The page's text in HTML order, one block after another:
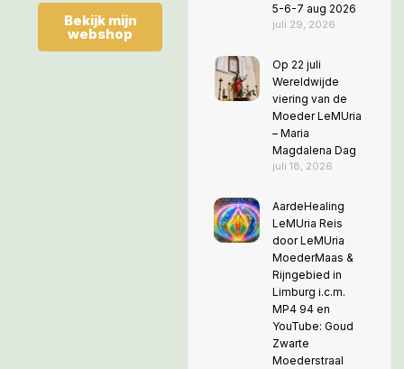
5-6-7 aug 2026
juli 29, 2026
Op 22 juli
Wereldwijde
viering van de
Moeder LeMUria
– Maria
Magdalena Dag
juli 18, 2026
AardeHealing
LeMUria Reis
door LeMUria
MoederMaas &
Rijngebied in
Limburg i.c.m.
MP4 94 en
YouTube: Goud
Zwarte
Moederstraal
Bekijk mijn
webshop